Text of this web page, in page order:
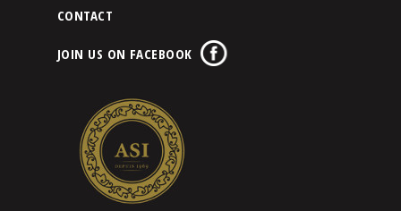
CONTACT
JOIN US ON FACEBOOK